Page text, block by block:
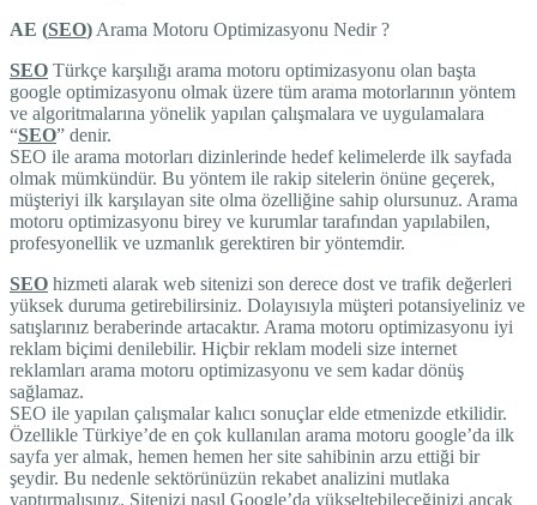
AE (SEO) Arama Motoru Optimizasyonu Nedir ?
SEO Türkçe karşılığı arama motoru optimizasyonu olan başta
google optimizasyonu olmak üzere tüm arama motorlarının yöntem
ve algoritmalarına yönelik yapılan çalışmalara ve uygulamalara
“SEO” denir.
SEO ile arama motorları dizinlerinde hedef kelimelerde ilk sayfada
olmak mümkündür. Bu yöntem ile rakip sitelerin önüne geçerek,
müşteriyi ilk karşılayan site olma özelliğine sahip olursunuz. Arama
motoru optimizasyonu birey ve kurumlar tarafından yapılabilen,
profesyonellik ve uzmanlık gerektiren bir yöntemdir.
SEO hizmeti alarak web sitenizi son derece dost ve trafik değerleri
yüksek duruma getirebilirsiniz. Dolayısıyla müşteri potansiyeliniz ve
satışlarınız beraberinde artacaktır. Arama motoru optimizasyonu iyi
reklam biçimi denilebilir. Hiçbir reklam modeli size internet
reklamları arama motoru optimizasyonu ve sem kadar dönüş
sağlamaz.
SEO ile yapılan çalışmalar kalıcı sonuçlar elde etmenizde etkilidir.
Özellikle Türkiye’de en çok kullanılan arama motoru google’da ilk
sayfa yer almak, hemen hemen her site sahibinin arzu ettiği bir
şeydir. Bu nedenle sektörünüzün rekabet analizini mutlaka
yaptırmalısınız. Sitenizi nasıl Google’da yükseltebileceğinizi ancak